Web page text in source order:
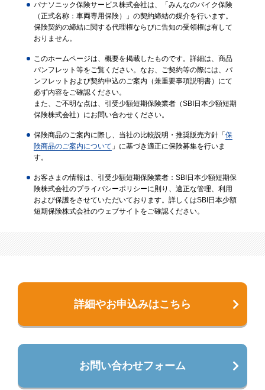
パナソニック保険サービス株式会社は、「みんなのバイク保険
（正式名称：車両専用保険）」の契約締結の媒介を行います。
保険契約の締結に関する代理権ならびに告知の受領権は有して
おりません。
このホームページは、概要を掲載したものです。詳細は、商品
パンフレット等をご覧ください。なお、ご契約等の際には、パ
ンフレットおよび契約申込のご案内（兼重要事項説明書）にて
必ず内容をご確認ください。
また、ご不明な点は、引受少額短期保険業者（SBI日本少額短期
保険株式会社）にお問い合わせください。
保険商品のご案内に際し、当社の比較説明・推奨販売方針「 保
険商品のご案内について 」に基づき適正に保険募集を行いま
す。
お客さまの情報は、引受少額短期保険業者：SBI日本少額短期保
険株式会社のプライバシーポリシーに則り、適正な管理、利用
および保護をさせていただいております。詳しくはSBI日本少額
短期保険株式会社のウェブサイトをご確認ください。
詳細やお申込みはこちら
お問い合わせフォーム